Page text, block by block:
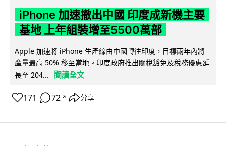
iPhone 加速撤出中國 印度成新機主要
基地 上年組裝增至5500萬部
Apple 加速將 iPhone 生產線由中國轉往印度，目標兩年內將
產量最高 50% 移至當地。印度政府推出關稅豁免及稅務優惠延
長至 204...
閱讀全文
171 72 ↗ 分享